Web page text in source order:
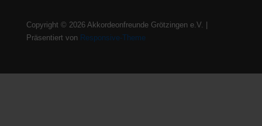
Copyright © 2026 Akkordeonfreunde Grötzingen e.V.
Präsentiert von Responsive-Theme